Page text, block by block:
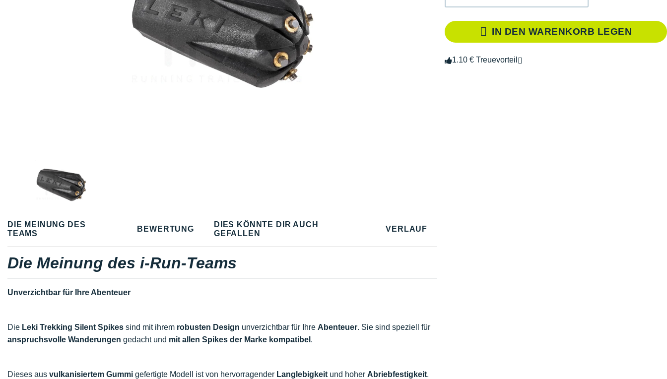
IN DEN WARENKORB LEGEN
1.10 € Treuevorteil
DIE MEINUNG DES
TEAMS
BEWERTUNG
DIES KÖNNTE DIR AUCH
GEFALLEN
VERLAUF
Die Meinung des i-Run-Teams
Unverzichtbar für Ihre Abenteuer
Die Leki Trekking Silent Spikes sind mit ihrem robusten Design unverzichtbar für Ihre Abenteuer. Sie sind speziell für
anspruchsvolle Wanderungen gedacht und mit allen Spikes der Marke kompatibel .
Dieses aus vulkanisiertem Gummi gefertigte Modell ist von hervorragender Langlebigkeit und hoher Abriebfestigkeit.